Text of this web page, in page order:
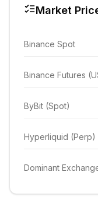
Market
Binance Spot
Binance Futures
ByBit (Spot)
Hyperliquid (Perp)
Dominant